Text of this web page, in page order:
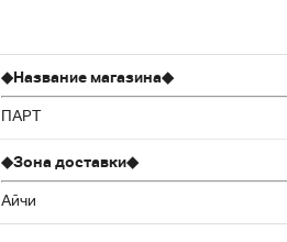
◆Название магазина◆
ПАРТ
◆Зона доставки◆
Айчи